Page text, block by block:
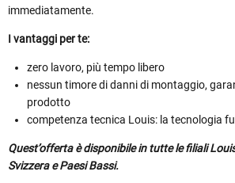
immediatamente.
I vantaggi per te:
zero lavoro, più tempo libero
nessun timore di danni di montaggio,
prodotto
competenza tecnica Louis: la tecnologia
Quest’offerta è disponibile in tutte le filiali
Svizzera e Paesi Bassi.